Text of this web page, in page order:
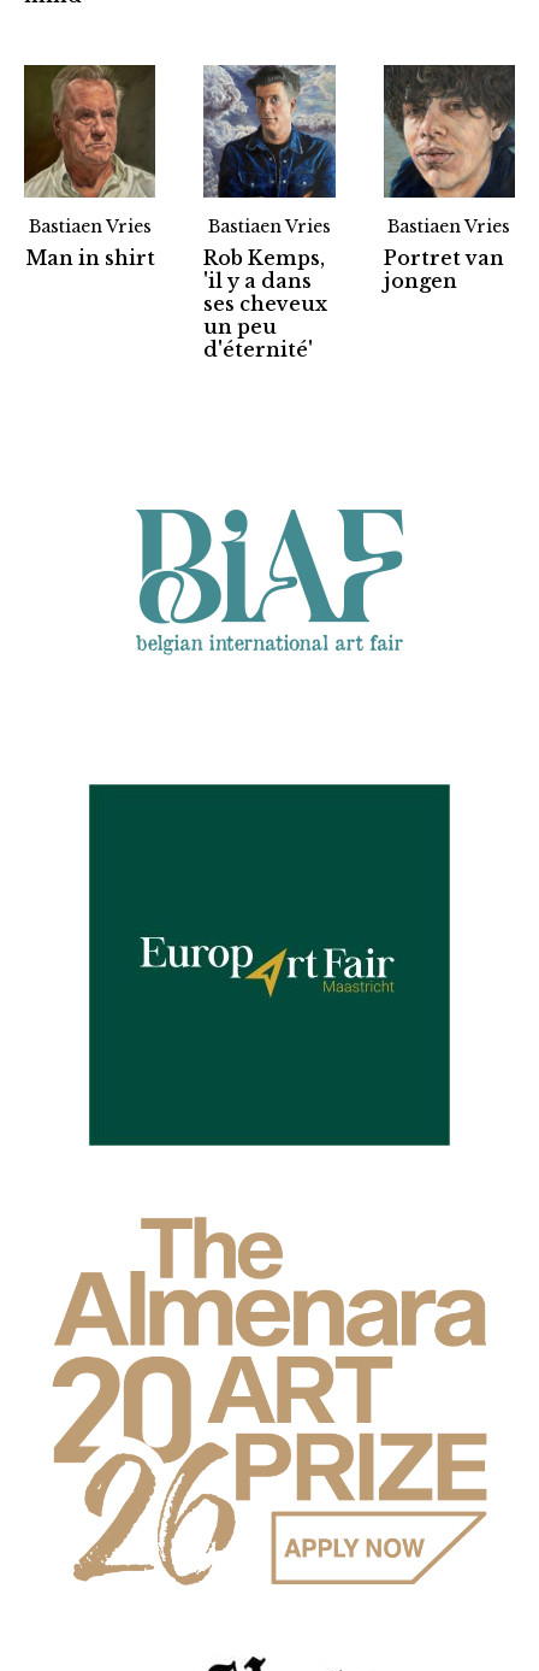
Bastiaen Vries
Man in shirt
Bastiaen Vries
Rob Kemps,
'il y a dans
ses cheveux
un peu
d'éternité'
Bastiaen Vries
Portret van
jongen
Partners